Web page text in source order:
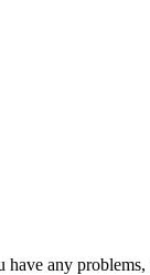
any problems,